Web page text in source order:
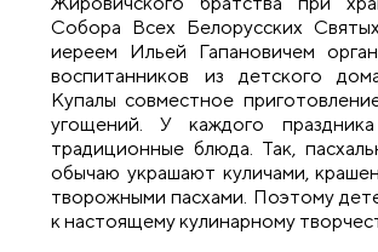
Собора Всех Белорусских
иереем Ильей Гапановичем
воспитанников из детского
Купалы совместное
угощений. У каждого
традиционные блюда. Так,
обычаю украшают куличами,
творожными пасхами. Поэтому
к настоящему кулинарному